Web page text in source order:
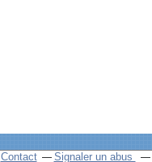
Contact Signaler un abus